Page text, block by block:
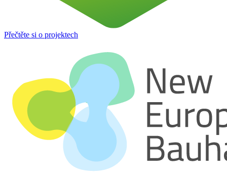
Přečtěte si o projektech